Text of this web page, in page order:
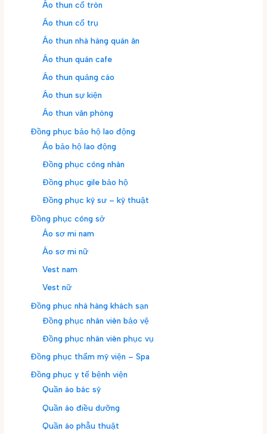
Áo thun cổ tròn
Áo thun cổ trụ
Áo thun nhà hàng quán ăn
Áo thun quán cafe
Áo thun quảng cáo
Áo thun sự kiện
Áo thun văn phòng
Đồng phục bảo hộ lao động
Áo bảo hộ lao động
Đồng phục công nhân
Đồng phục gile bảo hộ
Đồng phục kỹ sư – kỹ thuật
Đồng phục công sở
Áo sơ mi nam
Áo sơ mi nữ
Vest nam
Vest nữ
Đồng phục nhà hàng khách sạn
Đồng phục nhân viên bảo vệ
Đồng phục nhân viên phục vụ
Đồng phục thẩm mỹ viện – Spa
Đồng phục y tế bệnh viện
Quần áo bác sỹ
Quần áo điều dưỡng
Quần áo phẫu thuật